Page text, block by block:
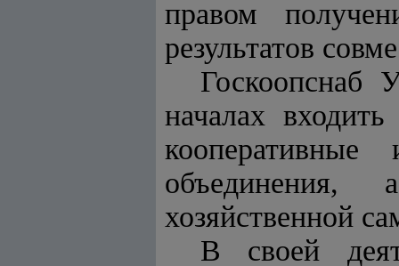
правом
результатов
Госкоопснаб
началах
объединения,
хозяйственной
В своей